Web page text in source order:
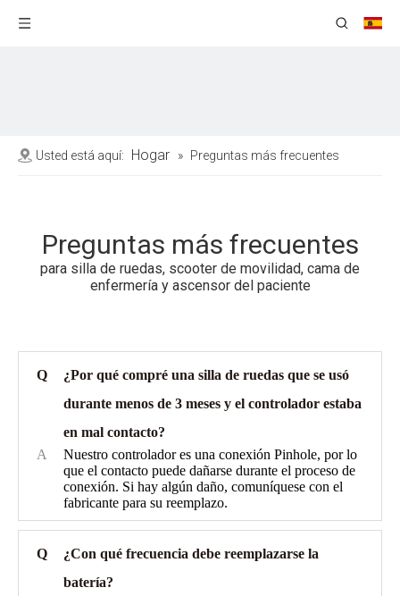
Usted está aquí: Hogar » Preguntas más frecuentes
Preguntas más frecuentes
para silla de ruedas, scooter de movilidad, cama de
enfermería y ascensor del paciente
Q
¿Por qué compré una silla de ruedas que se usó
durante menos de 3 meses y el controlador estaba
en mal contacto?
A
Nuestro controlador es una conexión Pinhole, por lo
que el contacto puede dañarse durante el proceso de
conexión. Si hay algún daño, comuníquese con el
fabricante para su reemplazo.
Q
¿Con qué frecuencia debe reemplazarse la
batería?